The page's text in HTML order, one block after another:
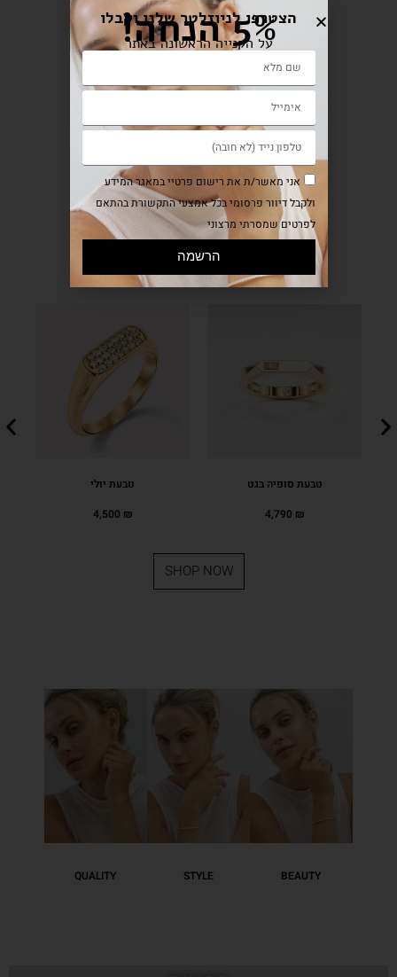
BEST SELLER
טבעת סופיה בגט
4,790 ₪
טבעת יולי
4,500 ₪
SHOP NOW
BEAUTY
STYLE
QUALITY
הצטרפו לניוזלטר שלנו וקבלו
5% הנחה!
על הקנייה הראשונה באתר
אני מאשר/ת את רישום פרטיי במאגר המידע
ולקבל דיוור פרסומי בכל אמצעי התקשורת בהתאם
לפרטים שמסרתי מרצוני
הרשמה